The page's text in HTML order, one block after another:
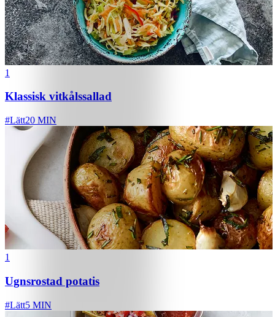
1
Klassisk vitkålssallad
#Lätt20 MIN
1
Ugnsrostad potatis
#Lätt5 MIN